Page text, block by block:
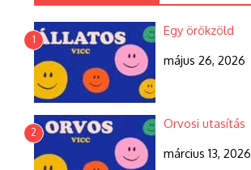
1
Egy örökzöld
május 26, 2026
2
Orvosi utasítás
március 13, 2026